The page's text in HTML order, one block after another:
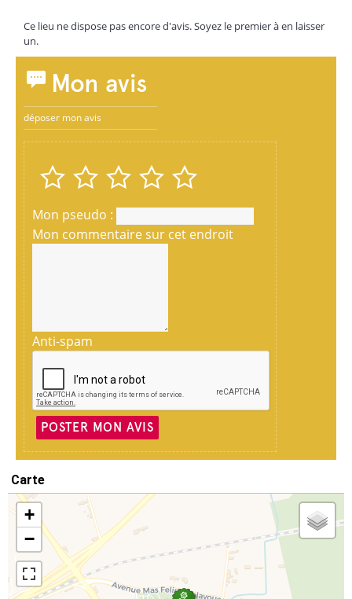
Ce lieu ne dispose pas encore d'avis. Soyez le premier à en laisser
un.
Mon avis
déposer mon avis
Mon pseudo :
Mon commentaire sur cet endroit
Anti-spam
POSTER MON AVIS
Carte
+
−